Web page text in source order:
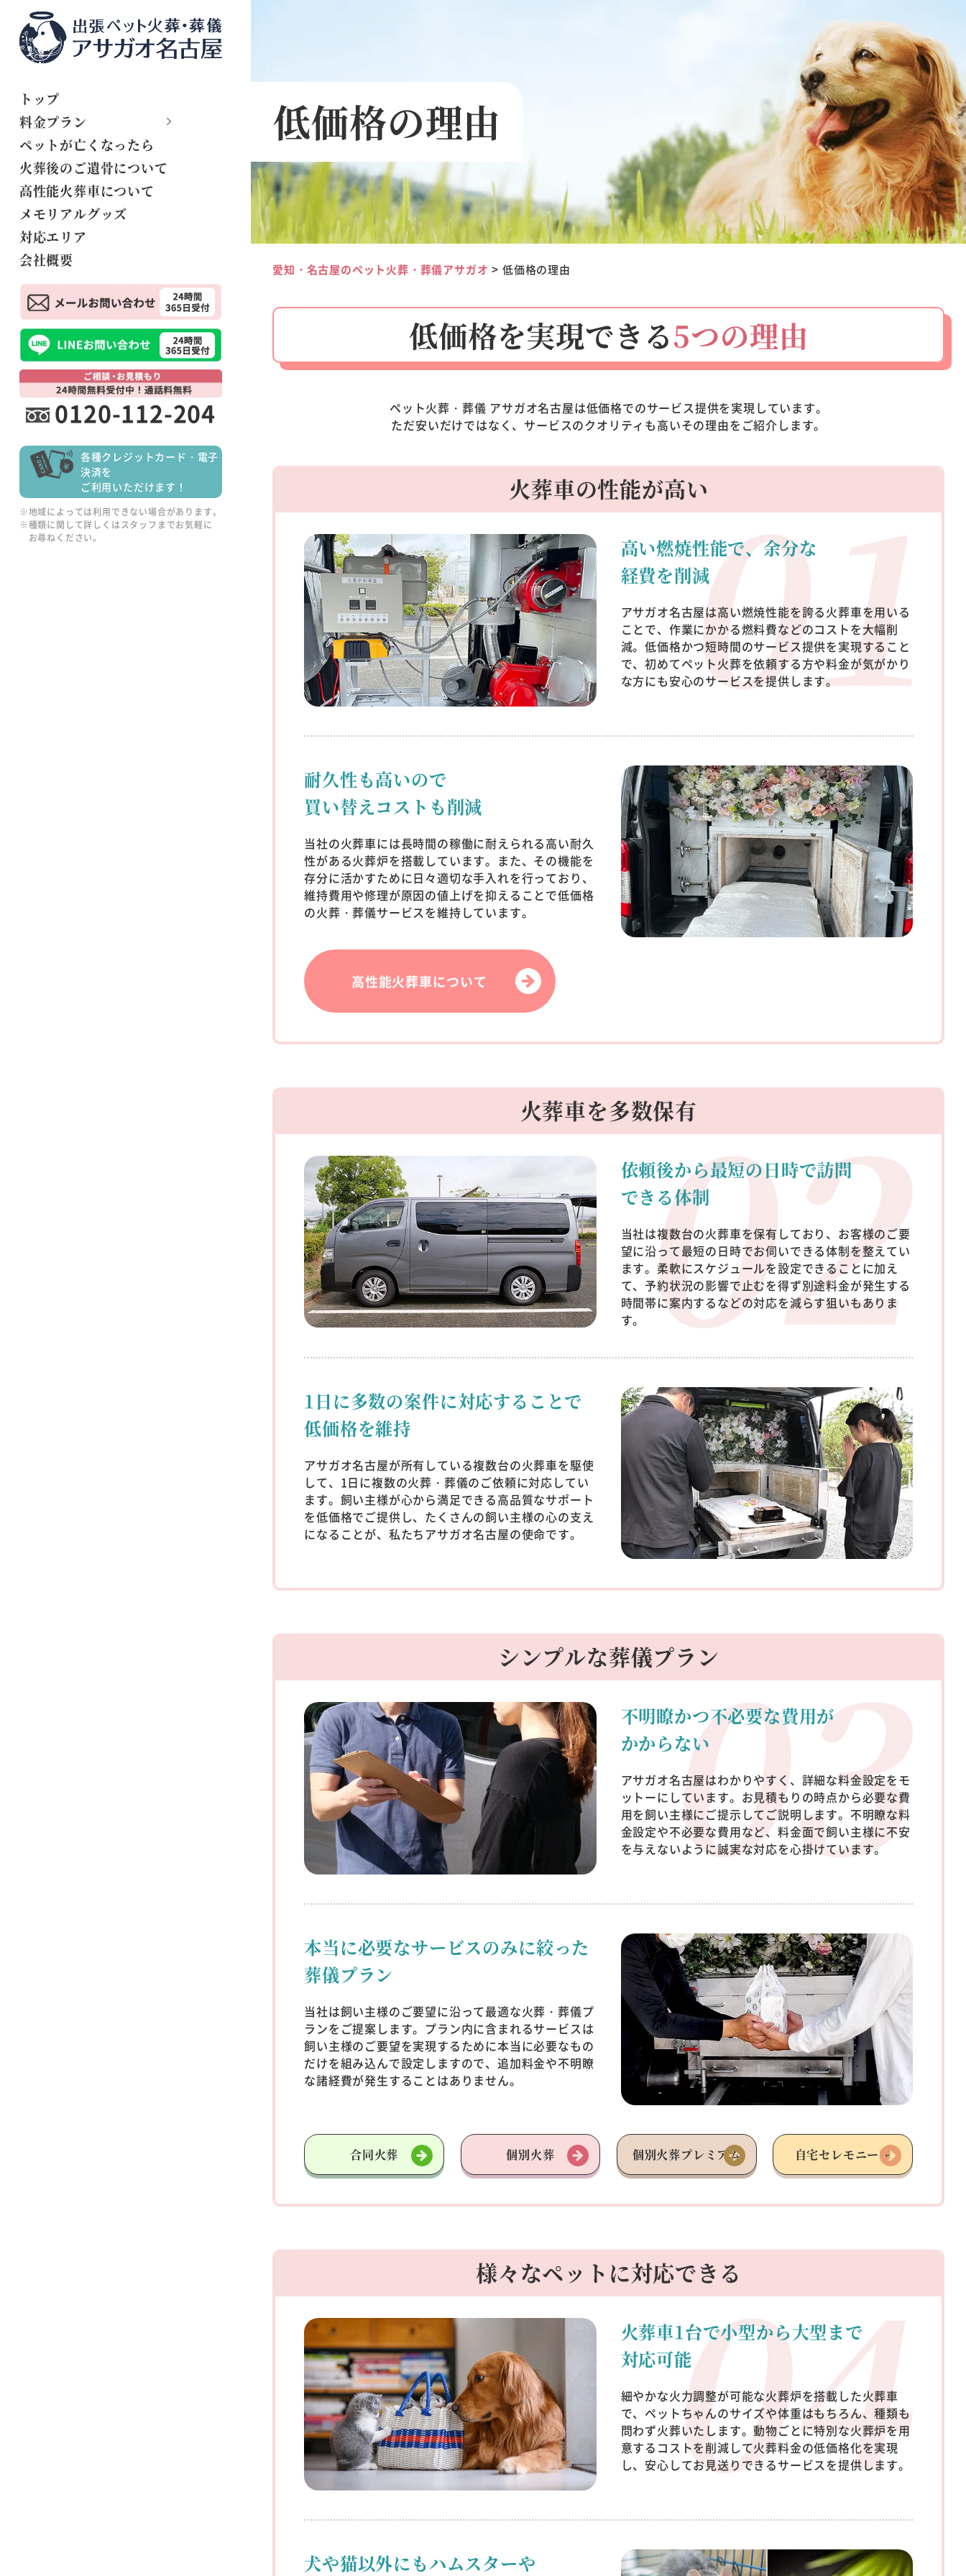
トップ
料金プラン
ペットが亡くなったら
火葬後のご遺骨について
高性能火葬車について
メモリアルグッズ
対応エリア
会社概要
0120-112-204
各種クレジットカード・電子
決済を
ご利用いただけます！
※地域によっては利用できない場合があります。
※種類に関して詳しくはスタッフまでお気軽に
お尋ねください。
低価格の理由
愛知・名古屋のペット火葬・葬儀アサガオ > 低価格の理由
低価格を実現できる5つの理由
ペット火葬・葬儀 アサガオ名古屋は低価格でのサービス提供を実現しています。
ただ安いだけではなく、サービスのクオリティも高いその理由をご紹介します。
火葬車の性能が高い
高い燃焼性能で、余分な
経費を削減
アサガオ名古屋は高い燃焼性能を誇る火葬車を用いる
ことで、作業にかかる燃料費などのコストを大幅削
減。低価格かつ短時間のサービス提供を実現すること
で、初めてペット火葬を依頼する方や料金が気がかり
な方にも安心のサービスを提供します。
耐久性も高いので
買い替えコストも削減
当社の火葬車には長時間の稼働に耐えられる高い耐久
性がある火葬炉を搭載しています。また、その機能を
存分に活かすために日々適切な手入れを行っており、
維持費用や修理が原因の値上げを抑えることで低価格
の火葬・葬儀サービスを維持しています。
高性能火葬車について
火葬車を多数保有
依頼後から最短の日時で訪問
できる体制
当社は複数台の火葬車を保有しており、お客様のご要
望に沿って最短の日時でお伺いできる体制を整えてい
ます。柔軟にスケジュールを設定できることに加え
て、予約状況の影響で止むを得ず別途料金が発生する
時間帯に案内するなどの対応を減らす狙いもありま
す。
1日に多数の案件に対応することで
低価格を維持
アサガオ名古屋が所有している複数台の火葬車を駆使
して、1日に複数の火葬・葬儀のご依頼に対応してい
ます。飼い主様が心から満足できる高品質なサポート
を低価格でご提供し、たくさんの飼い主様の心の支え
になることが、私たちアサガオ名古屋の使命です。
シンプルな葬儀プラン
不明瞭かつ不必要な費用が
かからない
アサガオ名古屋はわかりやすく、詳細な料金設定をモ
ットーにしています。お見積もりの時点から必要な費
用を飼い主様にご提示してご説明します。不明瞭な料
金設定や不必要な費用など、料金面で飼い主様に不安
を与えないように誠実な対応を心掛けています。
本当に必要なサービスのみに絞った
葬儀プラン
当社は飼い主様のご要望に沿って最適な火葬・葬儀プ
ランをご提案します。プラン内に含まれるサービスは
飼い主様のご要望を実現するために本当に必要なもの
だけを組み込んで設定しますので、追加料金や不明瞭
な諸経費が発生することはありません。
合同火葬 個別火葬 個別火葬プレミアム 自宅セレモニー葬
様々なペットに対応できる
火葬車1台で小型から大型まで
対応可能
細やかな火力調整が可能な火葬炉を搭載した火葬車
で、ペットちゃんのサイズや体重はもちろん、種類も
問わず火葬いたします。動物ごとに特別な火葬炉を用
意するコストを削減して火葬料金の低価格化を実現
し、安心してお見送りできるサービスを提供します。
犬や猫以外にもハムスターや